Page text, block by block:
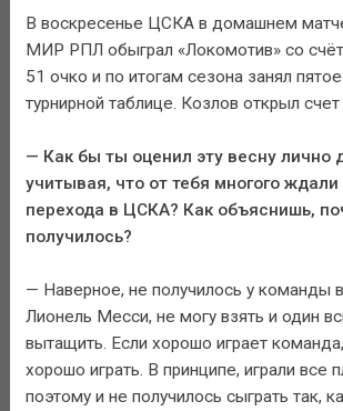
В воскресенье ЦСКА в домашнем
МИР РПЛ обыграл «Локомотив» со
51 очко и по итогам сезона занял
турнирной таблице. Козлов открыл
— Как бы ты оценил эту весну лично
учитывая, что от тебя многого ждали
перехода в ЦСКА? Как объяснишь,
получилось?
— Наверное, не получилось у команды
Лионель Месси, не могу взять и один
вытащить. Если хорошо играет
хорошо играть. В принципе, играли все
поэтому и не получилось сыграть так,